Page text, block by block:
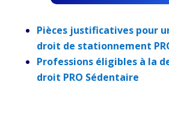
Pièces justificatives pour
droit de stationnement
Professions éligibles à la
droit PRO Sédentaire